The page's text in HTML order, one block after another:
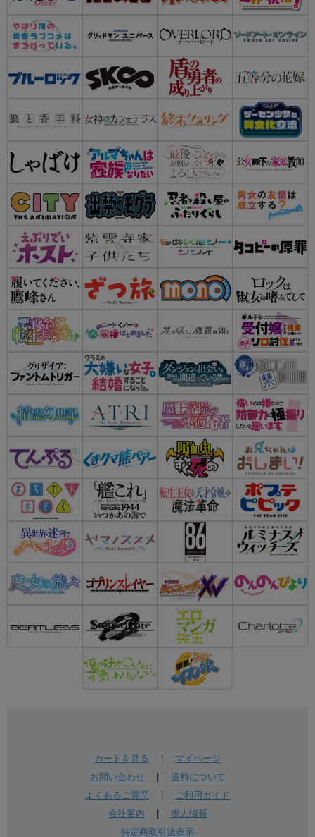
カートを見る
マイページ
お問い合わせ| 送料について
よくあるご質問
ご利用ガイド
会社案内
求人情報
特定商取引法表示